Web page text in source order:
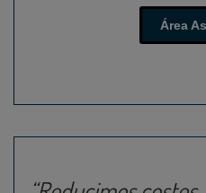
Área